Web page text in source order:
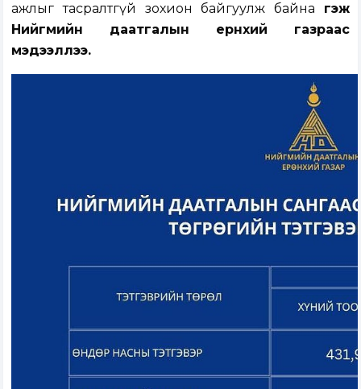
ажлыг тасралтгүй зохион байгуулж байна гэж
Нийгмийн даатгалын ерөнхий газраас
мэдээллээ.